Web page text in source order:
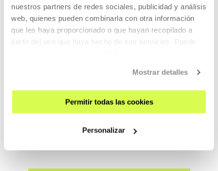
nuestros partners de redes sociales, publicidad y análisis
web, quienes pueden combinarla con otra información
que les haya proporcionado o que hayan recopilado a
partir del uso que haya hecho de sus servicios. Puede
Mostrar detalles
Permitir todas las cookies
Personalizar
ARTE, CIENCIA, TECNOLOGÍA Y SOCIEDAD
15 SEP 2026 | 17:00
Hiru bit
HIRU BIT es uno de los proyectos seleccionados en la
procesos de experimentación en comunidad.